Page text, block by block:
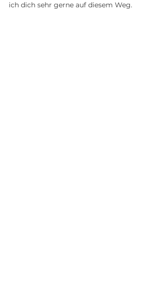
ich dich sehr gerne auf diesem Weg.